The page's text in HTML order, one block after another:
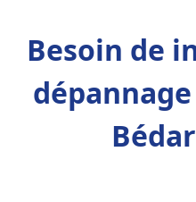
Besoin de